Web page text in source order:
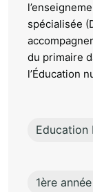
spécialisée
du primaire
l’Éducation
Education
1ère